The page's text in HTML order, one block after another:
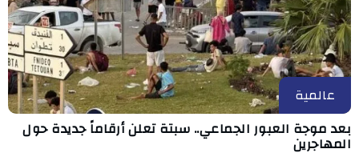
عالمية
بعد موجة العبور الجماعي.. سبتة تعلن أرقاماً جديدة حول
المهاجرين